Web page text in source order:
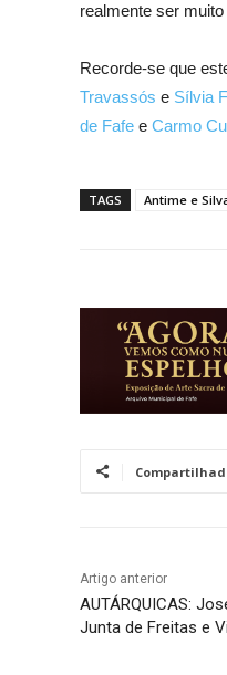
realmente ser
Recorde-se que
Travassós e Sílvia
de Fafe e Carmo
TAGS Antime e
Artigo anterior
AUTÁRQUICAS:
Junta de Freitas e